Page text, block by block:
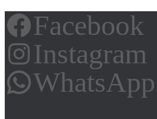
Facebook
Instagram
WhatsApp